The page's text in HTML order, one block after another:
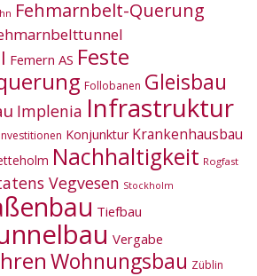
Fehmarnbelt-Querung
Femern AS Feste
Follobanen Gleisbau
Implenia Infrastruktur
Konjunktur Krankenhausbau
Nachhaltigkeit Rogfast
Vegvesen Stockholm
Tiefbau
Vergabe
Wohnungsbau Züblin